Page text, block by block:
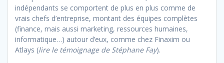
indépendants se comportent de plus en plus comme de
vrais chefs d’entreprise, montant des équipes complètes
(finance, mais aussi marketing, ressources humaines,
informatique…) autour d’eux, comme chez Finaxim ou
Atlays (lire le témoignage de Stéphane Fay).